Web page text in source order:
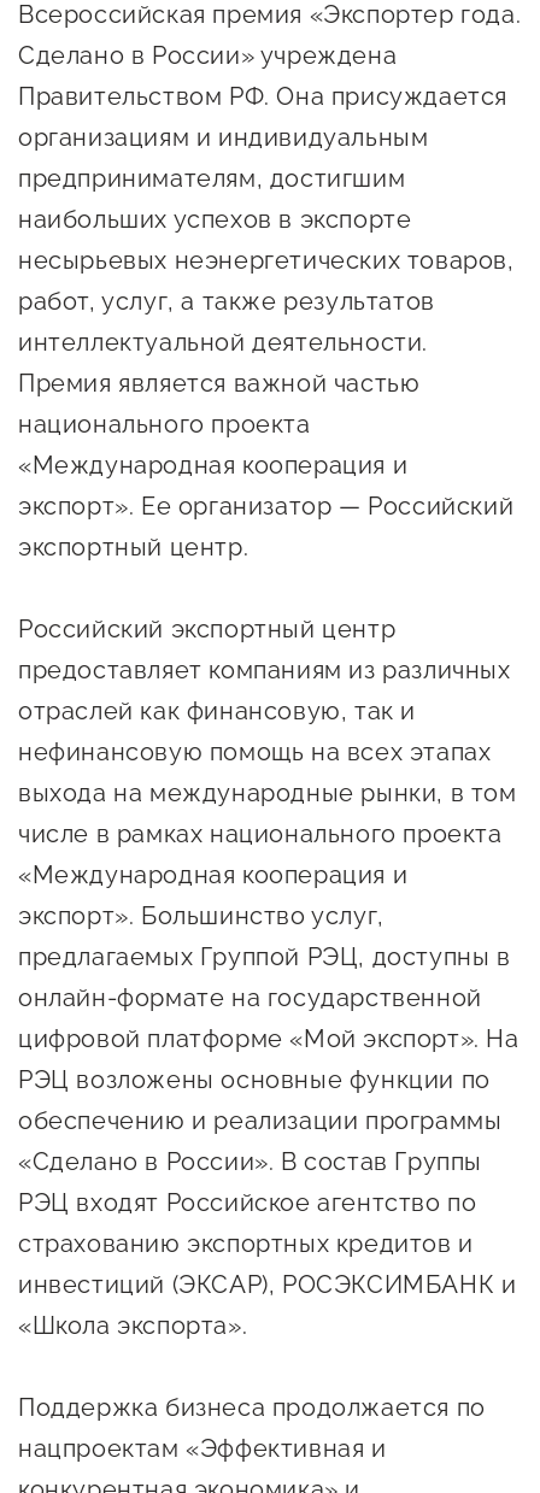
Всероссийская премия «Экспортер года.
Сделано в России» учреждена
Правительством РФ. Она присуждается
организациям и индивидуальным
предпринимателям, достигшим
наибольших успехов в экспорте
несырьевых неэнергетических товаров,
работ, услуг, а также результатов
интеллектуальной деятельности.
Премия является важной частью
национального проекта
«Международная кооперация и
экспорт». Ее организатор — Российский
экспортный центр.
Российский экспортный центр
предоставляет компаниям из различных
отраслей как финансовую, так и
нефинансовую помощь на всех этапах
выхода на международные рынки, в том
числе в рамках национального проекта
«Международная кооперация и
экспорт». Большинство услуг,
предлагаемых Группой РЭЦ, доступны в
онлайн-формате на государственной
цифровой платформе «Мой экспорт». На
РЭЦ возложены основные функции по
обеспечению и реализации программы
«Сделано в России». В состав Группы
РЭЦ входят Российское агентство по
страхованию экспортных кредитов и
инвестиций (ЭКСАР), РОСЭКСИМБАНК и
«Школа экспорта».
Поддержка бизнеса продолжается по
нацпроектам «Эффективная и